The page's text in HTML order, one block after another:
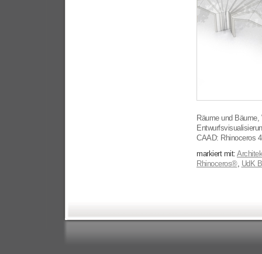
Räume und
CAAD: Rhinoceros
markiert mit:
Rhinoceros®, UdK